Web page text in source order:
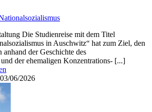
Die Studienreise mit dem Titel
in Auschwitz“ hat zum Ziel, den
anhand der Geschichte des
der ehemaligen Konzentrations- [...]
06/2026